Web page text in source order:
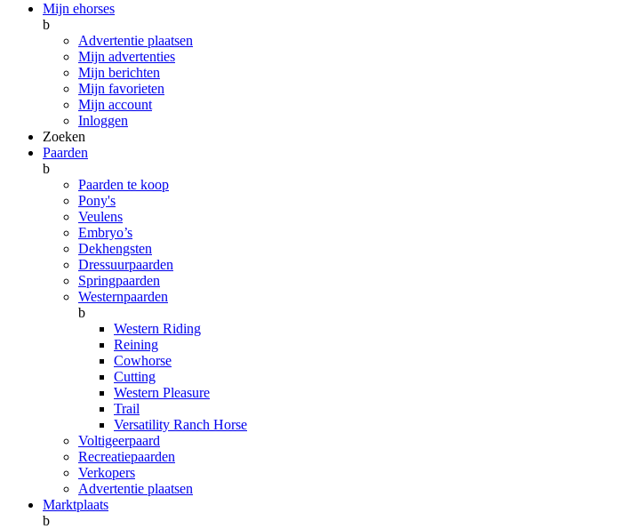
Mijn ehorses
b
Advertentie plaatsen
Mijn advertenties
Mijn berichten
Mijn favorieten
Mijn account
Inloggen
Zoeken
Paarden
b
Paarden te koop
Pony's
Veulens
Embryo’s
Dekhengsten
Dressuurpaarden
Springpaarden
Westernpaarden
b
Western Riding
Reining
Cowhorse
Cutting
Western Pleasure
Trail
Versatility Ranch Horse
Voltigeerpaard
Recreatiepaarden
Verkopers
Advertentie plaatsen
Marktplaats
b